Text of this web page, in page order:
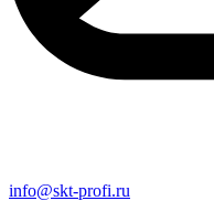
info@skt-profi.ru